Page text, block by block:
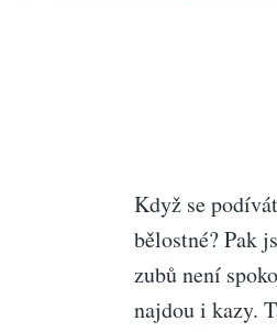
Když se
bělostné? Pak
zubů není
najdou i kazy.